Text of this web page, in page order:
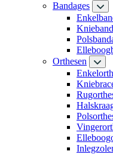
Bandages
Orthesen